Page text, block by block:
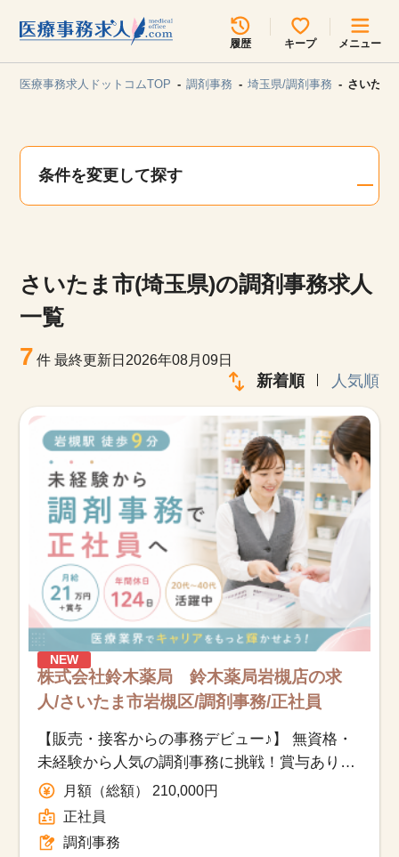
履歴 キープ メニュー
見学会・イベント情報
お知らせ
医療事務求人ドットコムとは
サイトの使い方
就職サポート
人材をお探しの医療機関・企業様
運営会社
医療事務求人ドットコムTOP 調剤事務 埼玉県/調剤事務 さいたま
条件を変更して探す
さいたま市(埼玉県)の調剤事務求人
一覧
7 件最終更新日2026年08月09日
新着順 人気順
NEW
株式会社鈴木薬局 鈴木薬局岩槻店の求
人/さいたま市岩槻区/調剤事務/正社員
【販売・接客からの事務デビュー♪】 無資格・
未経験から人気の調剤事務に挑戦！賞与あり＊
年間休日124日＊20～40代活躍中
月額（総額） 210,000円
正社員
調剤事務
所在地のエリアを選択してください
各支店担当よりご連絡させていただきます。
関東
甲信越・北陸 中国・四国
九州・沖縄